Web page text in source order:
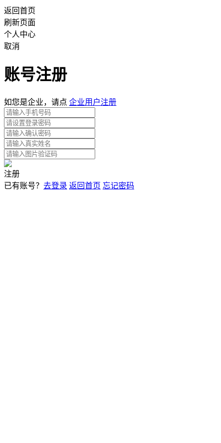
返回首页
刷新页面
个人中心
取消
账号注册
如您是企业，请点 企业用户注册
注册
已有账号？ 去登录 返回首页 忘记密码